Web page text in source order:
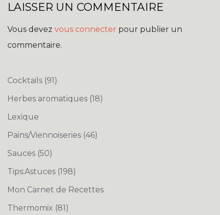
LAISSER UN COMMENTAIRE
Vous devez vous connecter pour publier un
commentaire.
Cocktails (91)
Herbes aromatiques (18)
Lexique
Pains/Viennoiseries (46)
Sauces (50)
Tips:Astuces (198)
Mon Carnet de Recettes
Thermomix (81)